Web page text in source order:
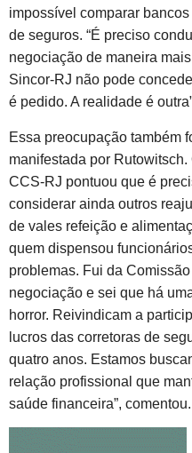
impossível comparar
de seguros. “É preciso
negociação de maneira
Sincor-RJ não pode
é pedido. A realidade é
Essa preocupação também
manifestada por Rutowitsch.
CCS-RJ pontuou que é
considerar ainda outros
de vales refeição e
quem dispensou
problemas. Fui da
negociação e sei que há
horror. Reivindicam a
lucros das corretoras de
quatro anos. Estamos
relação profissional que
saúde financeira”, comentou.